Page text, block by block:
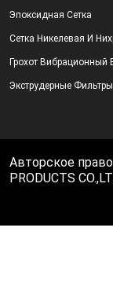
Эпоксидная Сетка
Сетка Никелевая И
Грохот Вибрационный
Экструдерные Фильтры
Авторское право
PRODUCTS